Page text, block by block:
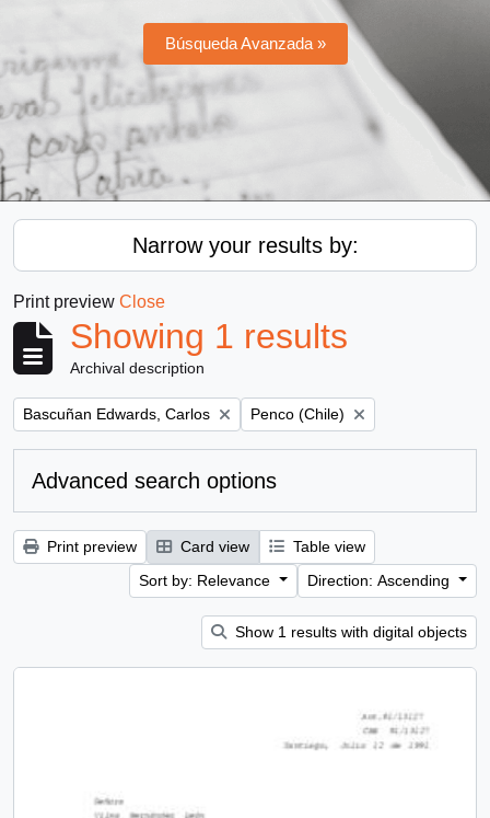
Búsqueda Avanzada »
Narrow your results by:
Print preview Close
Showing 1 results
Archival description
Remove filter:
Bascuñan Edwards, Carlos Remove filter:
Penco (Chile)
Advanced search options
Print preview Card view
Table view
Sort by: Relevance
Direction: Ascending
Show 1 results with digital objects